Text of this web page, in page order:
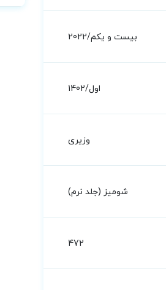
بیست و یکم/2022
اول/1402
وزیری
شومیز (جلد نرم)
472